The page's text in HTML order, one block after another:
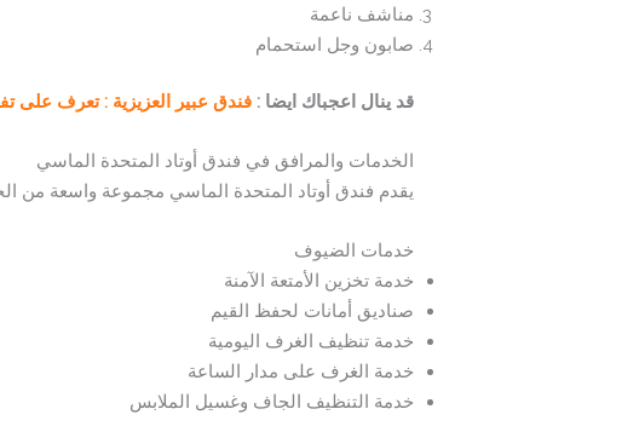
مناشف ناعمة
صابون وجل استحمام
قد ينال اعجباك ايضا :فندق عبير العزيزية : تعرف على
الخدمات والمرافق في فندق أوتاد المتحدة الماسي
يقدم فندق أوتاد المتحدة الماسي مجموعة واسعة من
خدمات الضيوف
خدمة تخزين الأمتعة الآمنة
صناديق أمانات لحفظ القيم
خدمة تنظيف الغرف اليومية
خدمة الغرف على مدار الساعة
خدمة التنظيف الجاف وغسيل الملابس